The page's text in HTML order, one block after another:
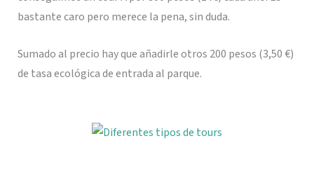
bastante caro pero merece la pena, sin duda.
Sumado al precio hay que añadirle otros 200 pesos (3,50 €)
de tasa ecológica de entrada al parque.